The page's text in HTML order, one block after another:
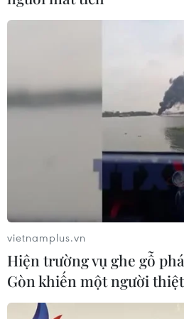
#Thường trực Ban Chỉ đạo Quốc
#Phó Thủ tướng Vũ Đức Đam
vietnamplus.vn
Hiện trường vụ ghe gỗ
Gòn khiến một người